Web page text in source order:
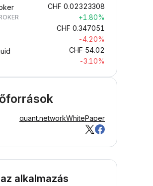
CHF 0.02323308
+1.80%
CHF 0.347051
-4.20%
CHF 54.02
-3.10%
quant.networkWhitePaper
alkalmazás